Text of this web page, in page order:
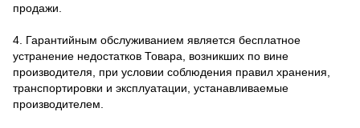
продажи.
4. Гарантийным обслуживанием является бесплатное
устранение недостатков Товара, возникших по вине
производителя, при условии соблюдения правил хранения,
транспортировки и эксплуатации, устанавливаемые
производителем.